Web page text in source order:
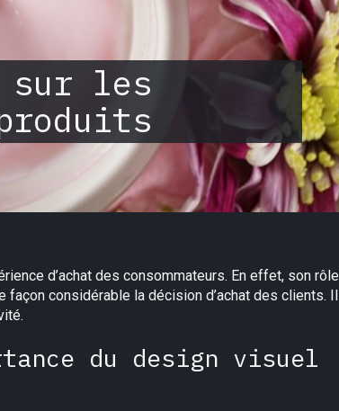
sur les
d’achat des consommateurs. En effet, son rôle
considérable la décision d’achat des clients. Il
du design visuel